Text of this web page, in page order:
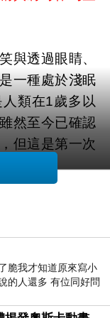
與透過眼睛、
一種處於淺眠
類在1歲多以
然至今已確認
但這是第一次
，因此研究人
者的態度，或
正的目的也說
脆我才知道原來寫小
的人還多 有位同好問
文學獎的